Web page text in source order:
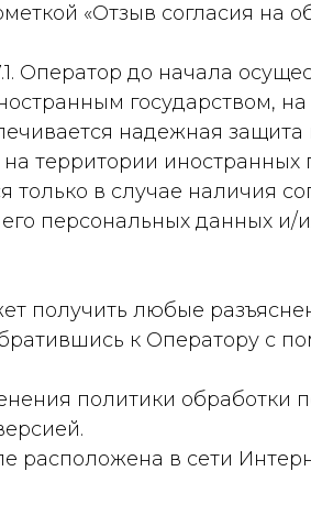
«Отзыв согласия на
Оператор до начала
государством,
надежная
территории иностранных
в случае наличия
персональных данных и/
получить любые
к Оператору с
политики обработки
расположена в сети